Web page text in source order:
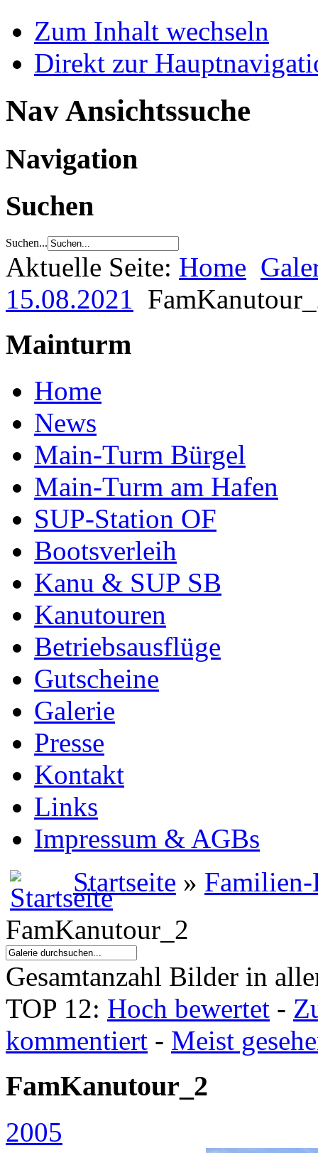
Zum Inhalt wechseln
Direkt zur
Nav Ansichtssuche
Navigation
Suchen
Suchen...
Aktuelle Seite: Home
15.08.2021
Mainturm
Home
News
Main-Turm Bürgel
Main-Turm am Hafen
SUP-Station OF
Bootsverleih
Kanu & SUP SB
Kanutouren
Betriebsausflüge
Gutscheine
Galerie
Presse
Kontakt
Links
Impressum & AGBs
Startseite »
FamKanutour_2
Gesamtanzahl Bilder in
TOP 12: Hoch bewertet -
kommentiert - Meist
FamKanutour_2
2005